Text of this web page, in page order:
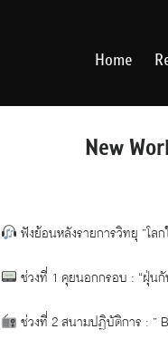
Home
New
ฟังย้อนหลังรายการวิทยุ ”โล
ช่วงที่ 1 คุยนอกกรอบ : “ฝุ่น
ช่วงที่ 2 สนามปฏิบัติการ : ”